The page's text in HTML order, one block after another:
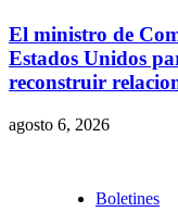
El ministro de
Estados Unidos
reconstruir
agosto 6, 2026
Boletines